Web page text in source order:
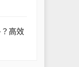
高效